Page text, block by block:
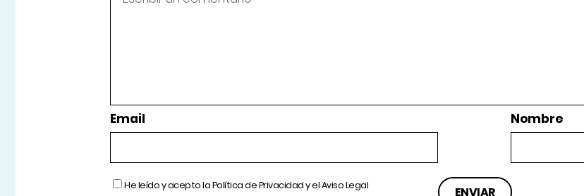
Email Nombre
He leído y acepto laPolítica de Privacidady elAviso Legal